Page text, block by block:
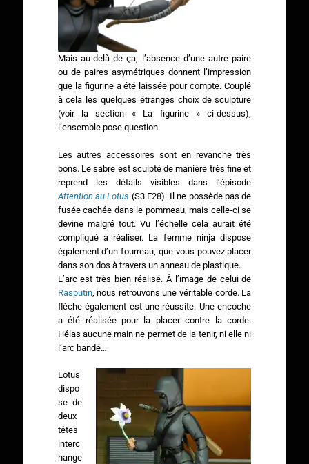
Mais au-delà de ça, l’absence d’une autre paire
ou de paires asymétriques donnent l’impression
que la figurine a été laissée pour compte. Couplé
à cela les quelques étranges choix de sculpture
(voir la section « La figurine » ci-dessus),
l’ensemble pose question.
Les autres accessoires sont en revanche très
bons. Le sabre est sculpté de manière très fine et
reprend les détails visibles dans l’épisode
Attention au Lotus (S3 E28). Il ne possède pas de
fusée cachée dans le pommeau, mais celle-ci se
devine malgré tout. Vu l’échelle cela aurait été
compliqué à réaliser. La femme ninja dispose
également d’un fourreau, que vous pouvez placer
dans son dos à travers un anneau de plastique.
L’arc est très bien réalisé. À l’image de celui de
Rasputin, nous retrouvons une véritable corde. La
flèche également est une réussite. Une encoche
a été réalisée pour la placer contre la corde.
Hélas aucune main ne permet de la tenir, ni elle ni
l’arc bandé…
Lotus
dispo
se de
deux
têtes
interc
hange